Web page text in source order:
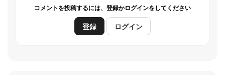
コメントを投稿するには、登録かログインをしてください
登録 ログイン